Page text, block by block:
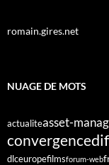
romain.gires.net
NUAGE DE MOTS
actualiteasset-
convergence
dlceuropefilmsforum-web